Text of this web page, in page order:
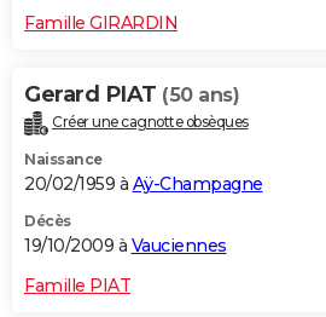
Famille GIRARDIN
Gerard PIAT (50 ans)
Créer une cagnotte obsèques
Naissance
20/02/1959 à Aÿ-Champagne
Décès
19/10/2009 à Vauciennes
Famille PIAT